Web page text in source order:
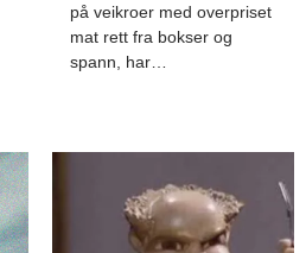
på veikroer med overpriset
mat rett fra bokser og
spann, har…